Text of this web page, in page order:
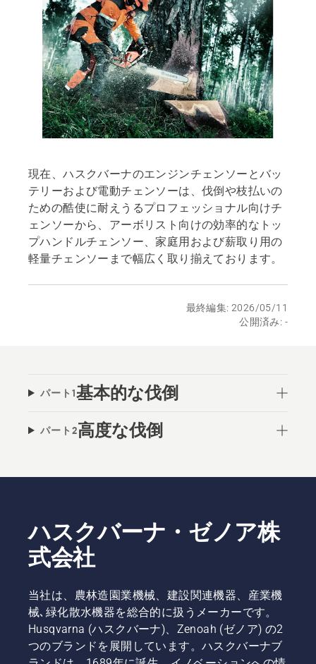
現在、ハスクバーナのエンジンチェンソーとバッ
テリーおよび電動チェンソーは、伐倒や枝払いの
ための酷使に耐えうるプロフェッショナル向けチ
ェンソーから、アーボリスト向けの効率的なトッ
プハンドルチェンソー、家庭用および薪取り用の
軽量チェンソーまで幅広く取り揃えております。
最終編集: 2026/05/11
公開済み: -
パート1基本的な伐倒
パート2高度な伐倒
ハスクバーナ・ゼノア株
式会社
当社は、農林造園業機械、建設関連機器、産業機
械､緑化散水機器を総合的に扱うメーカーです。
Husqvarna (ハスクバーナ)、Zenoah (ゼノア) の2
つのブランドを展開しています。ハスクバーナブ